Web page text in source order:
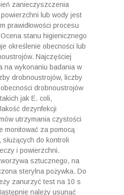
zanieczyszczenia
lub wody jest
prawidłowości procesu
stanu higienicznego
określenie obecności lub
Najczęściej
na wykonaniu badania w
drobnoustrojów, liczby
drobnoustrojów
jak E. coli,
dezynfekcji
utrzymania czystości
monitować za pomocą
służących do kontroli
i powierzchni.
sztucznego, na
sterylna pożywka. Do
zanurzyć test na 10 s
należy usunąć